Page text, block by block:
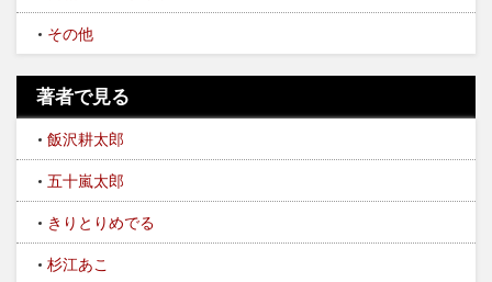
その他
著者で見る
飯沢耕太郎
五十嵐太郎
きりとりめでる
杉江あこ